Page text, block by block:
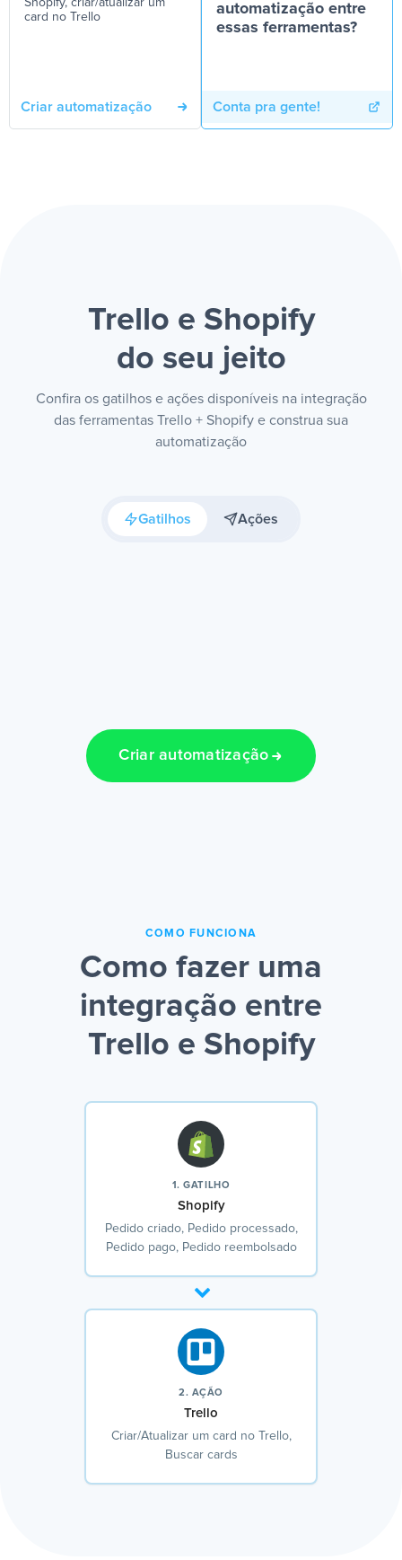
Shopify, criar/atualizar um
card no Trello
Criar automatização
automatização entre
essas ferramentas?
Conta pra gente!
Trello e Shopify
do seu jeito
Confira os gatilhos e ações disponíveis na integração
das ferramentas Trello + Shopify e construa sua
automatização
Gatilhos Ações
Criar automatização
COMO FUNCIONA
Como fazer uma
integração entre
Trello e Shopify
1. GATILHO
Shopify
Pedido criado, Pedido processado,
Pedido pago, Pedido reembolsado
2. AÇÃO
Trello
Criar/Atualizar um card no Trello,
Buscar cards